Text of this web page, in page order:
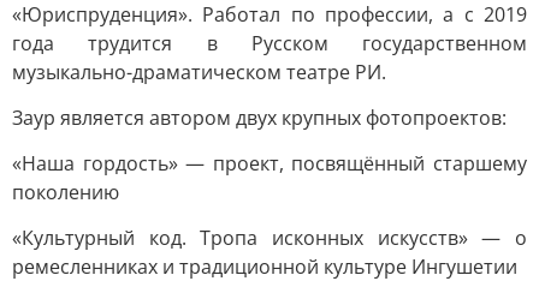
«Юриспруденция». Работал по профессии, а с 2019
года трудится в Русском государственном
музыкально-драматическом театре РИ.
Заур является автором двух крупных фотопроектов:
«Наша гордость» — проект, посвящённый старшему
поколению
«Культурный код. Тропа исконных искусств» — о
ремесленниках и традиционной культуре Ингушетии